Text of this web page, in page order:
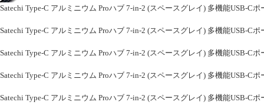
Satechi Type-C アルミニウム Proハブ 7-in-2 (スペースグレイ) 多機能USB-C
Satechi Type-C アルミニウム Proハブ 7-in-2 (スペースグレイ) 多機能USB-C
Satechi Type-C アルミニウム Proハブ 7-in-2 (スペースグレイ) 多機能USB-C
Satechi Type-C アルミニウム Proハブ 7-in-2 (スペースグレイ) 多機能USB-C
Satechi Type-C アルミニウム Proハブ 7-in-2 (スペースグレイ) 多機能USB-C